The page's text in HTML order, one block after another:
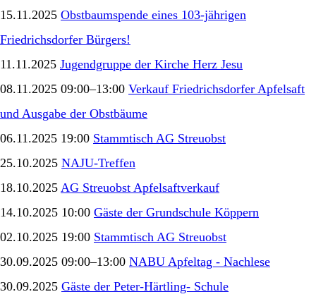
15.11.2025 Obstbaumspende eines 103-jährigen
Friedrichsdorfer Bürgers!
11.11.2025 Jugendgruppe der Kirche Herz Jesu
08.11.2025 09:00–13:00 Verkauf Friedrichsdorfer Apfelsaft
und Ausgabe der Obstbäume
06.11.2025 19:00 Stammtisch AG Streuobst
25.10.2025 NAJU-Treffen
18.10.2025 AG Streuobst Apfelsaftverkauf
14.10.2025 10:00 Gäste der Grundschule Köppern
02.10.2025 19:00 Stammtisch AG Streuobst
30.09.2025 09:00–13:00 NABU Apfeltag - Nachlese
30.09.2025 Gäste der Peter-Härtling- Schule